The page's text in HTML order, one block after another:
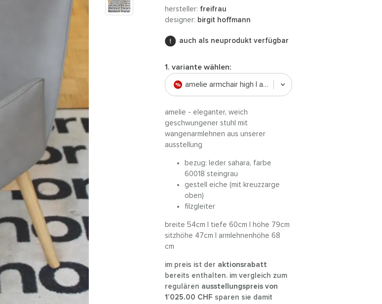
hersteller: freifrau
designer: birgit hoffmann
auch als neuprodukt verfügbar
1. variante wählen:
amelie armchair high | ausstellungsstück
amelie - eleganter, weich
geschwungener stuhl mit
wangenarmlehnen aus unserer
ausstellung
bezug: leder sahara, farbe
60018 steingrau
gestell eiche (mit kreuzzarge
oben)
filzgleiter
breite 54cm | tiefe 60cm | höhe 79cm
sitzhöhe 47cm | armlehnenhöhe 68
cm
im preis ist der aktionsrabatt
bereits enthalten. im vergleich zum
regulären ausstellungspreis von
1’025.00 CHF sparen sie damit